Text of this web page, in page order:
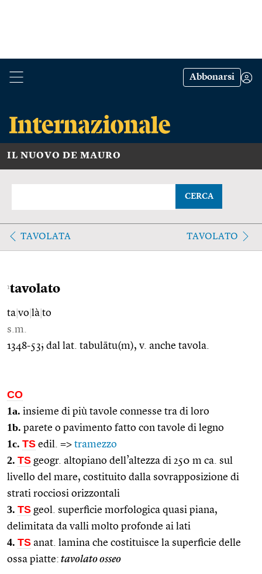
Abbonarsi
IL NUOVO DE MAURO
CERCA
TAVOLATA TAVOLATO
1tavolato
ta vo là to
s.m.
1348-53; dal lat. tabulātu(m), v. anche tavola.
CO
1a. insieme di più tavole connesse tra di loro
1b. parete o pavimento fatto con tavole di legno
1c. TS edil. => tramezzo
2. TS geogr. altopiano dell’altezza di 250 m ca. sul
livello del mare, costituito dalla sovrapposizione di
strati rocciosi orizzontali
3. TS geol. superficie morfologica quasi piana,
delimitata da valli molto profonde ai lati
4. TS anat. lamina che costituisce la superficie delle
ossa piatte: tavolato osseo